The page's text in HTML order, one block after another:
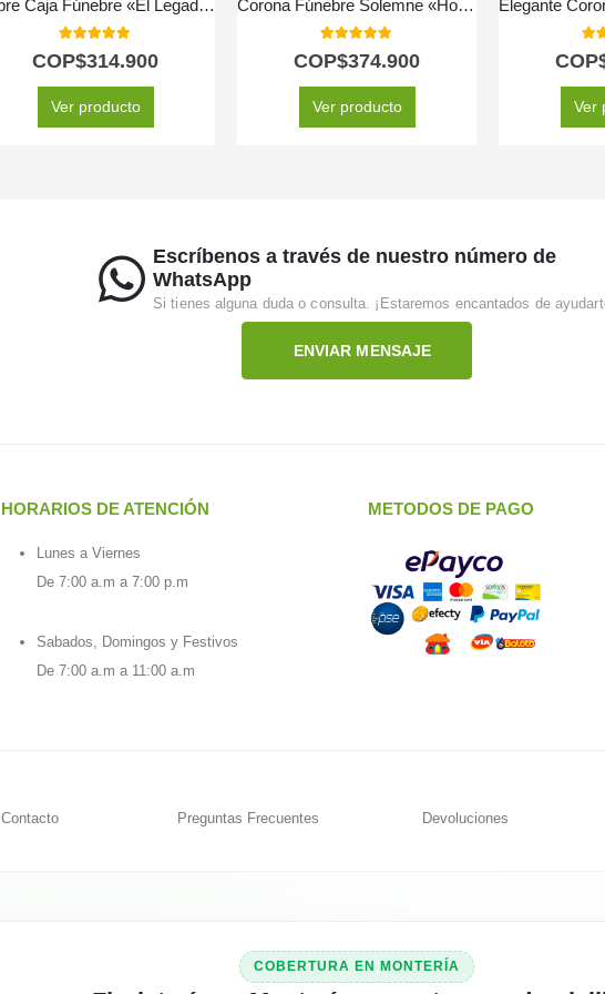
Cubre Caja Fúnebre «El Legado de Francisco» 🕊️
COP$314.900
Ver producto
Corona Fúnebre Solemne «Homenaje a Mathias» ⚜️
COP$374.900
Ver producto Ver
Escríbenos a través de nuestro número de
WhatsApp
Si tienes alguna duda o consulta. ¡Estaremos encantados de
ENVIAR MENSAJE
HORARIOS DE ATENCIÓN
Lunes a Viernes
De 7:00 a.m a 7:00 p.m
Sabados, Domingos y Festivos
De 7:00 a.m a 11:00 a.m
METODOS DE PAGO
Contacto Preguntas Frecuentes Devoluciones
COBERTURA EN MONTERÍA